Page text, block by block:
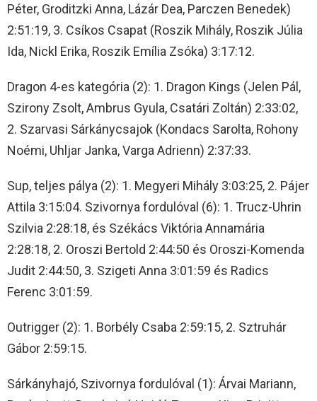
Péter, Groditzki Anna, Lázár Dea, Parczen Benedek)
2:51:19, 3. Csíkos Csapat (Roszik Mihály, Roszik Júlia
Ida, Nickl Erika, Roszik Emília Zsóka) 3:17:12.
Dragon 4-es kategória (2): 1. Dragon Kings (Jelen Pál,
Szirony Zsolt, Ambrus Gyula, Csatári Zoltán) 2:33:02,
2. Szarvasi Sárkánycsajok (Kondacs Sarolta, Rohony
Noémi, Uhljar Janka, Varga Adrienn) 2:37:33.
Sup, teljes pálya (2): 1. Megyeri Mihály 3:03:25, 2. Pájer
Attila 3:15:04. Szivornya fordulóval (6): 1. Trucz-Uhrin
Szilvia 2:28:18, és Székács Viktória Annamária
2:28:18, 2. Oroszi Bertold 2:44:50 és Oroszi-Komenda
Judit 2:44:50, 3. Szigeti Anna 3:01:59 és Radics
Ferenc 3:01:59.
Outrigger (2): 1. Borbély Csaba 2:59:15, 2. Sztruhár
Gábor 2:59:15.
Sárkányhajó, Szivornya fordulóval (1): Árvai Mariann,